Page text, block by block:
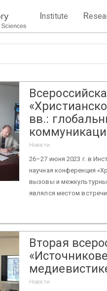
Institute R
вв.:
Новости
26–27 июня 2023 г. в
научная конференция
вызовы и
являлся местом встречи
Вторая
Новости